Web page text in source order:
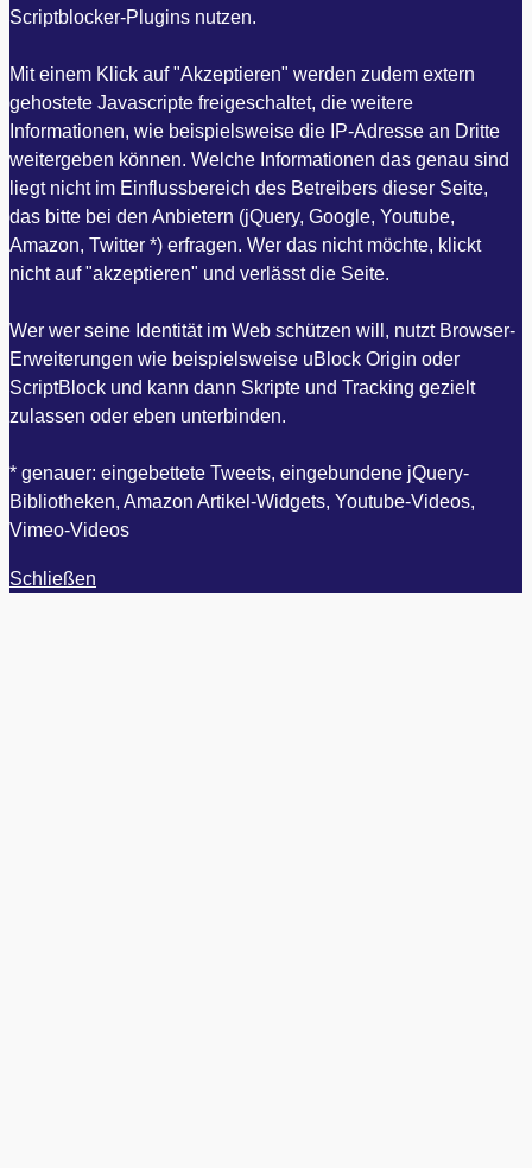
Scriptblocker-Plugins nutzen.
Mit einem Klick auf "Akzeptieren" werden zudem extern
gehostete Javascripte freigeschaltet, die weitere
Informationen, wie beispielsweise die IP-Adresse an Dritte
weitergeben können. Welche Informationen das genau sind
liegt nicht im Einflussbereich des Betreibers dieser Seite,
das bitte bei den Anbietern (jQuery, Google, Youtube,
Amazon, Twitter *) erfragen. Wer das nicht möchte, klickt
nicht auf "akzeptieren" und verlässt die Seite.
Wer wer seine Identität im Web schützen will, nutzt Browser-
Erweiterungen wie beispielsweise uBlock Origin oder
ScriptBlock und kann dann Skripte und Tracking gezielt
zulassen oder eben unterbinden.
* genauer: eingebettete Tweets, eingebundene jQuery-
Bibliotheken, Amazon Artikel-Widgets, Youtube-Videos,
Vimeo-Videos
Schließen